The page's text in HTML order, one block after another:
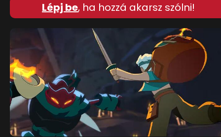
Lépj be, ha hozzá akarsz szólni!